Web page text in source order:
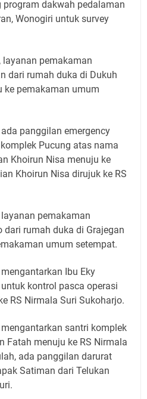
dakwah pedalaman
Wonogiri untuk survey
pemakaman
dari rumah duka di Dukuh
ke pemakaman umum
panggilan emergency
Pucung atas nama
Khoirun Nisa menuju ke
Khoirun Nisa dirujuk ke RS
pemakaman
rumah duka di Grajegan
umum setempat.
Ibu Eky
kontrol pasca operasi
RS Nirmala Suri Sukoharjo.
santri komplek
Fatah menuju ke RS Nirmala
ada panggilan darurat
Satiman dari Telukan